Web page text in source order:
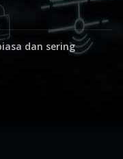
dan sering